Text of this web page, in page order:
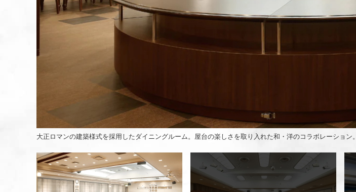
大正ロマンの建築様式を採用したダイニングルーム。屋台の楽しさを取り入れた和・洋のコラボレーション。